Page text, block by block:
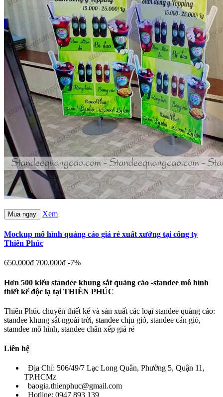
Mua ngay Xem
Mockup mô hình quảng cáo giá rẻ xuất xưởng tại công ty
Thiên Phúc
650,000đ 700,000đ -7%
Hơn 500 kiểu standee khung sắt quảng cáo -standee mô hình
thiết kế độc lạ tại THIÊN PHÚC
Thiên Phúc chuyên thiết kế và sản xuất các loại standee quảng cáo:
standee khung sắt ngoài trời, standee chịu gió, standee cản gió,
stamdee mô hình, standee chân xếp giá rẻ
Liên hệ
Địa Chỉ: 506/49/7 Lạc Long Quân, Phường 5, Quận 11,
TP.HCMz
baogia.thienphuc@gmail.com
Hotline: 0947 893 139